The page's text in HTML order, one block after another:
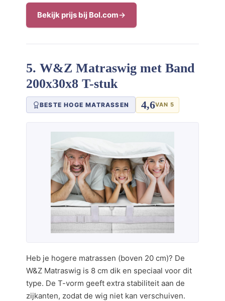
Bekijk prijs bij Bol.com
5. W&Z Matraswig met Band
200x30x8 T-stuk
BESTE HOGE MATRASSEN 4,6VAN 5
Heb je hogere matrassen (boven 20 cm)? De
W&Z Matraswig is 8 cm dik en speciaal voor dit
type. De T-vorm geeft extra stabiliteit aan de
zijkanten, zodat de wig niet kan verschuiven.